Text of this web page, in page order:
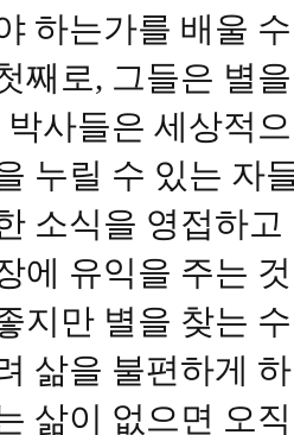
하는가를 배울
째로, 그들은 별
박사들은 세상적
누릴 수 있는 자
소식을 영접하
에 유익을 주는
지만 별을 찾는
삶을 불편하게
삶이 없으면 오